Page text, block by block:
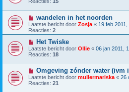
wandelen in het noorden
Laatste bericht door Zosja « 19 feb 2011,
Reacties: 2
Het Twiske
Laatste bericht door Ollie « 06 jan 2011,
Reacties: 18
Omgeving zónder water (ivm
Laatste bericht door mullermariska « 26
Reacties: 21